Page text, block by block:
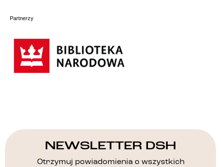
Partnerzy
NEWSLETTER DSH
Otrzymuj powiadomienia o wszystkich